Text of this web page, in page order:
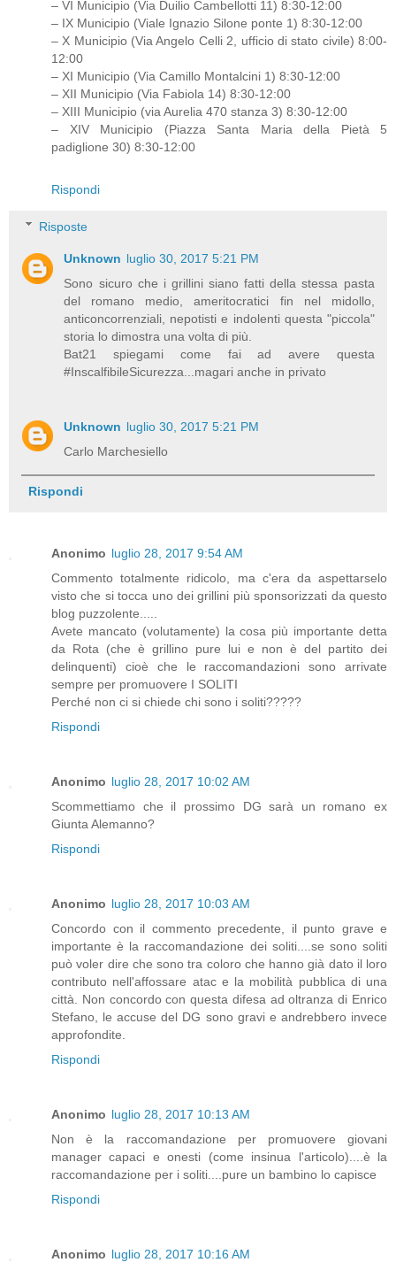
– VI Municipio (Via Duilio Cambellotti 11) 8:30-12:00
– IX Municipio (Viale Ignazio Silone ponte 1) 8:30-12:00
– X Municipio (Via Angelo Celli 2, ufficio di stato civile) 8:00-
12:00
– XI Municipio (Via Camillo Montalcini 1) 8:30-12:00
– XII Municipio (Via Fabiola 14) 8:30-12:00
– XIII Municipio (via Aurelia 470 stanza 3) 8:30-12:00
– XIV Municipio (Piazza Santa Maria della Pietà 5
padiglione 30) 8:30-12:00
Rispondi
Risposte
Unknown luglio 30, 2017 5:21 PM
Sono sicuro che i grillini siano fatti della stessa pasta
del romano medio, ameritocratici fin nel midollo,
anticoncorrenziali, nepotisti e indolenti questa "piccola"
storia lo dimostra una volta di più.
Bat21 spiegami come fai ad avere questa
#InscalfibileSicurezza...magari anche in privato
Unknown luglio 30, 2017 5:21 PM
Carlo Marchesiello
Rispondi
Anonimo luglio 28, 2017 9:54 AM
Commento totalmente ridicolo, ma c'era da aspettarselo
visto che si tocca uno dei grillini più sponsorizzati da questo
blog puzzolente.....
Avete mancato (volutamente) la cosa più importante detta
da Rota (che è grillino pure lui e non è del partito dei
delinquenti) cioè che le raccomandazioni sono arrivate
sempre per promuovere I SOLITI
Perché non ci si chiede chi sono i soliti?????
Rispondi
Anonimo luglio 28, 2017 10:02 AM
Scommettiamo che il prossimo DG sarà un romano ex
Giunta Alemanno?
Rispondi
Anonimo luglio 28, 2017 10:03 AM
Concordo con il commento precedente, il punto grave e
importante è la raccomandazione dei soliti....se sono soliti
può voler dire che sono tra coloro che hanno già dato il loro
contributo nell'affossare atac e la mobilità pubblica di una
città. Non concordo con questa difesa ad oltranza di Enrico
Stefano, le accuse del DG sono gravi e andrebbero invece
approfondite.
Rispondi
Anonimo luglio 28, 2017 10:13 AM
Non è la raccomandazione per promuovere giovani
manager capaci e onesti (come insinua l'articolo)....è la
raccomandazione per i soliti....pure un bambino lo capisce
Rispondi
Anonimo luglio 28, 2017 10:16 AM